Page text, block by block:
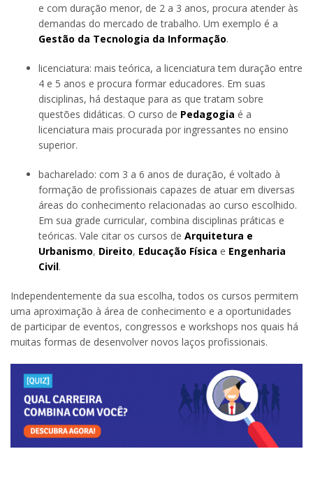
e com duração menor, de 2 a 3 anos, procura atender às
demandas do mercado de trabalho. Um exemplo é a
Gestão da Tecnologia da Informação.
licenciatura: mais teórica, a licenciatura tem duração entre
4 e 5 anos e procura formar educadores. Em suas
disciplinas, há destaque para as que tratam sobre
questões didáticas. O curso de Pedagogia é a
licenciatura mais procurada por ingressantes no ensino
superior.
bacharelado: com 3 a 6 anos de duração, é voltado à
formação de profissionais capazes de atuar em diversas
áreas do conhecimento relacionadas ao curso escolhido.
Em sua grade curricular, combina disciplinas práticas e
teóricas. Vale citar os cursos de Arquitetura e
Urbanismo, Direito, Educação Física e Engenharia
Civil.
Independentemente da sua escolha, todos os cursos permitem
uma aproximação à área de conhecimento e a oportunidades
de participar de eventos, congressos e workshops nos quais há
muitas formas de desenvolver novos laços profissionais.